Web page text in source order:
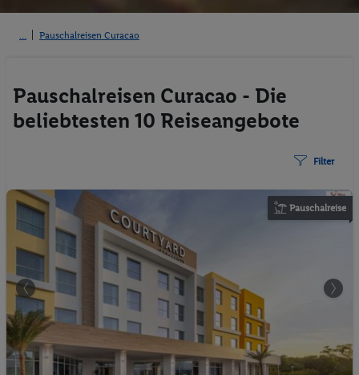
Pauschalreisen Curacao
Pauschalreisen Curacao - Die
beliebtesten 10 Reiseangebote
Filter
Pauschalreise